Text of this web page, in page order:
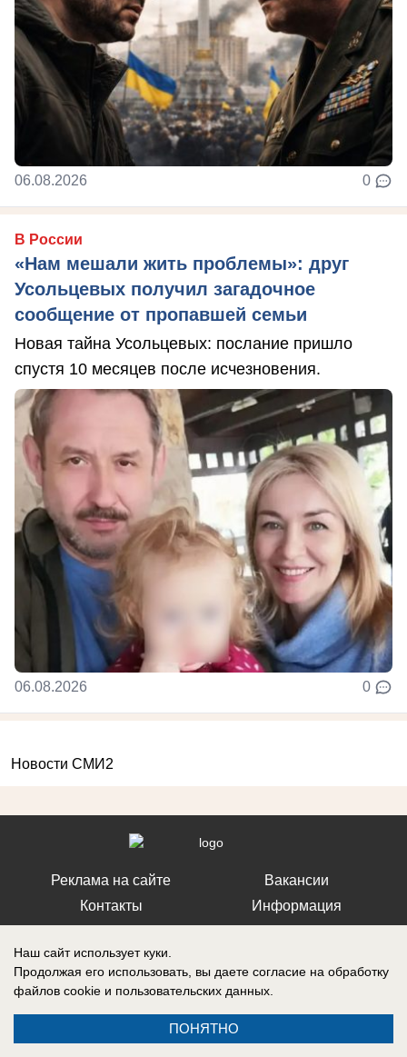
06.08.2026 0
В России
«Нам мешали жить проблемы»: друг
Усольцевых получил загадочное
сообщение от пропавшей семьи
Новая тайна Усольцевых: послание пришло
спустя 10 месяцев после исчезновения.
06.08.2026 0
Новости СМИ2
Реклама на сайте
Контакты
Вакансии
Информация
Регистрационный номер: Эл № ФС 77-76040, выдано Федеральной
службой по надзору в сфере связи, информационных технологий и
массовых коммуникаций (Роскомнадзор) 12 июля 2019 г.
Наш сайт использует куки.
Продолжая его использовать, вы даете согласие на обработку
файлов cookie и пользовательских данных.
ПОНЯТНО